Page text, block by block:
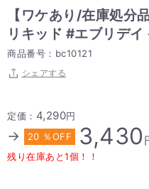
【ワケあり/在庫処分
リキッド #エブリデイ
商品番号：bc10121
シェアする
定価： 4,290円
→ 20 ％OFF 3,430
残り在庫あと1個！！